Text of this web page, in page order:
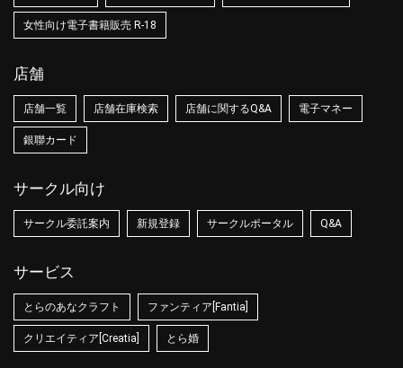
女性向け電子書籍販売 R-18
店舗
店舗一覧 店舗在庫検索 店舗に関するQ&A 電子マネー
銀聯カード
サークル向け
サークル委託案内 新規登録 サークルポータル Q&A
サービス
とらのあなクラフト ファンティア[Fantia]
クリエイティア[Creatia] とら婚